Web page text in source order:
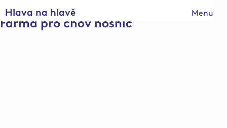
Menu
Hlava na hlavě
Farma pro chov nosnic